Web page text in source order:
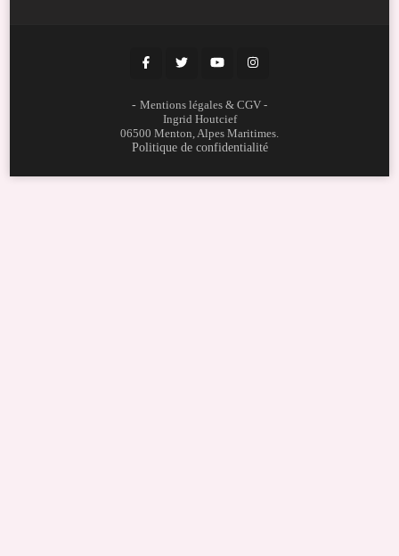
- Mentions légales & CGV -
Ingrid Houtcief
06500 Menton, Alpes Maritimes.
Politique de confidentialité